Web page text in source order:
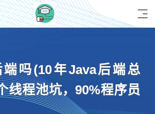
吗(10年Java后端总
线程池坑，90%程序员